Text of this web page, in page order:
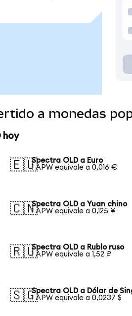
a monedas
hoy
🇪🇺Spectra OLD a Euro
1 APW equivale a 0,016 €
🇨🇳Spectra OLD a Yuan chino
1 APW equivale a 0,125 ¥
🇷🇺Spectra OLD a Rublo ruso
1 APW equivale a 1,52 ₽
🇸🇬Spectra OLD a Dólar de
1 APW equivale a 0,0237 $